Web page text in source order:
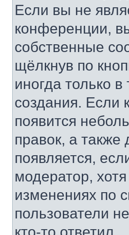
Если вы не
конференции,
собственные
щёлкнув по
иногда только
создания. Если
появится
правок, а
появляется,
модератор,
изменениях по
пользователи